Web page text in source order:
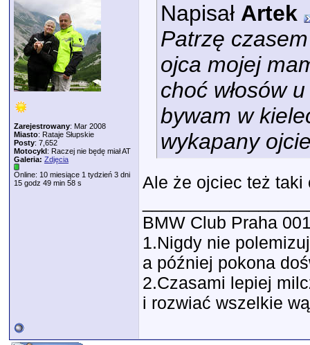
Zarejestrowany: Mar 2008
Miasto: Rataje Słupskie
Posty: 7,652
Motocykl: Raczej nie będę miał AT
Galeria: Zdjęcia
Online: 10 miesiące 1 tydzień 3 dni
15 godz 49 min 58 s
Napisał Artek
Patrzę
ojca mojej
choć włosów
bywam w
wykapany
Ale że ojciec też taki
BMW Club Praha
1.Nigdy nie
a później pokona
2.Czasami lepiej
i rozwiać wszelkie